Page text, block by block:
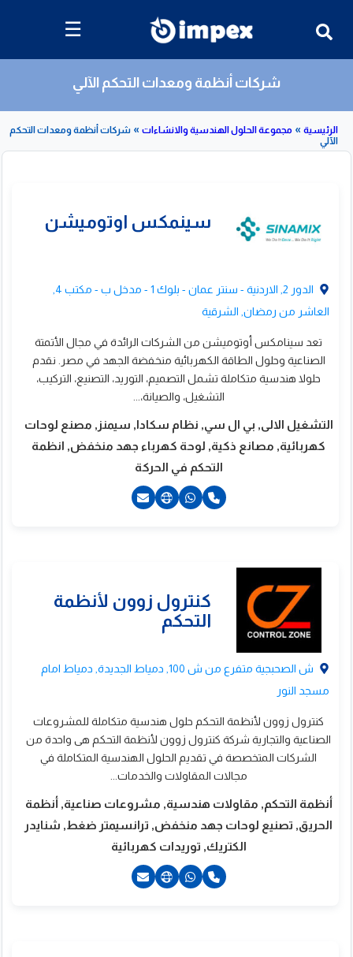
☰
شركات أنظمة ومعدات التحكم الآلي
»
مجموعة الحلول الهندسية والانشاءات
»
شركات أنظمة ومعدات التحكم
أنظمة
الآلي
اوتوميشن
العاشر من رمضان, الشرقية
تعد سينامكس أوتوميشن من الشركات الرائدة في مجال الأتمتة
الصناعية وحلول الطاقة الكهربائية منخفضة الجهد في مصر. نقدم
حلولا هندسية متكاملة تشمل التصميم، التوريد، التصنيع، التركيب،
التشغيل، والصيانة،...
التشغيل الالى, بي ال سي, نظام سكادا, سيمنز, مصنع لوحات
كهربائية, مصانع ذكية, لوحة كهرباء جهد منخفض, انظمة
التحكم في الحركة
ش الصحبجية متفرع من ش 100, دمياط الجديدة, دمياط امام
مسجد النور
كنترول زوون لأنظمة التحكم حلول هندسية متكاملة للمشروعات
الصناعية والتجارية شركة كنترول زوون لأنظمة التحكم هى واحدة من
الشركات المتخصصة في تقديم الحلول الهندسية المتكاملة في
مجالات المقاولات والخدمات...
أنظمة التحكم, مقاولات هندسية, مشروعات صناعية, أنظمة
الحريق, تصنيع لوحات جهد منخفض, ترانسيمتر ضغط, شنايدر
الكتريك, توريدات كهربائية